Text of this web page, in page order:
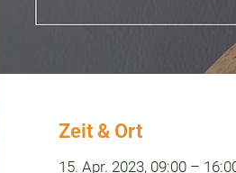
Zeit & Ort
15. Apr. 2023, 09:00 –